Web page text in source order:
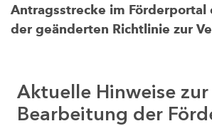
Antragsstrecke im Förderportal
der geänderten Richtlinie zur
Aktuelle Hinweise zur
Bearbeitung der